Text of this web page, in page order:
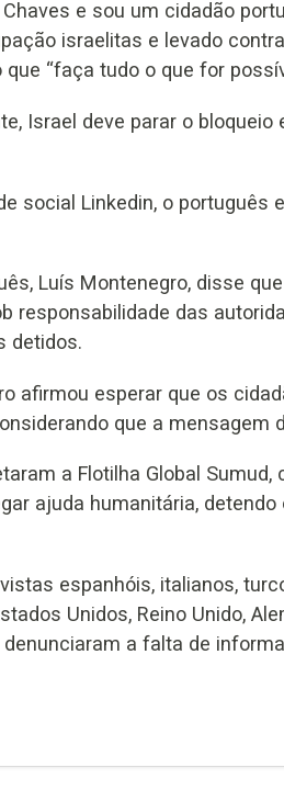
Chaves e sou um cidadão
israelitas e levado
que “faça tudo o que for
Israel deve parar o
social Linkedin, o português
Luís Montenegro, disse
responsabilidade das
detidos.
afirmou esperar que os
que a
a Flotilha Global
ajuda humanitária,
espanhóis, italianos,
Unidos, Reino Unido,
a falta de